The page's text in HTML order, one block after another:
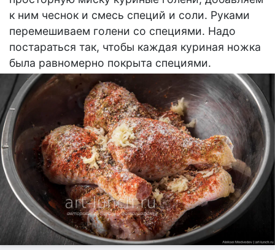
к ним чеснок и смесь специй и соли. Руками
перемешиваем голени со специями. Надо
постараться так, чтобы каждая куриная ножка
была равномерно покрыта специями.